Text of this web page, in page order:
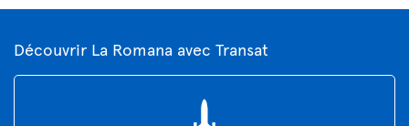
Découvrir La Romana avec Transat